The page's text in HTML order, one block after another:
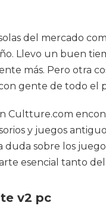
del mercado
Llevo un buen
más. Pero otra
gente de todo el
Cultture.com
y juegos
sobre los
esencial tanto
v2 pc